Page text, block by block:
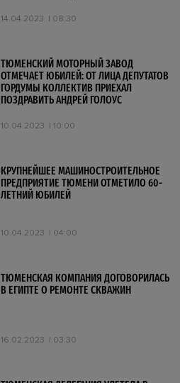
14.04.2023 08:30
ТЮМЕНСКИЙ МОТОРНЫЙ ЗАВОД
ОТМЕЧАЕТ ЮБИЛЕЙ: ОТ ЛИЦА ДЕПУТАТОВ
ГОРДУМЫ КОЛЛЕКТИВ ПРИЕХАЛ
ПОЗДРАВИТЬ АНДРЕЙ ГОЛОУС
10.04.2023 10:00
КРУПНЕЙШЕЕ МАШИНОСТРОИТЕЛЬНОЕ
ПРЕДПРИЯТИЕ ТЮМЕНИ ОТМЕТИЛО 60-
ЛЕТНИЙ ЮБИЛЕЙ
10.04.2023 04:00
ТЮМЕНСКАЯ КОМПАНИЯ ДОГОВОРИЛАСЬ
В ЕГИПТЕ О РЕМОНТЕ СКВАЖИН
16.02.2023 03:30